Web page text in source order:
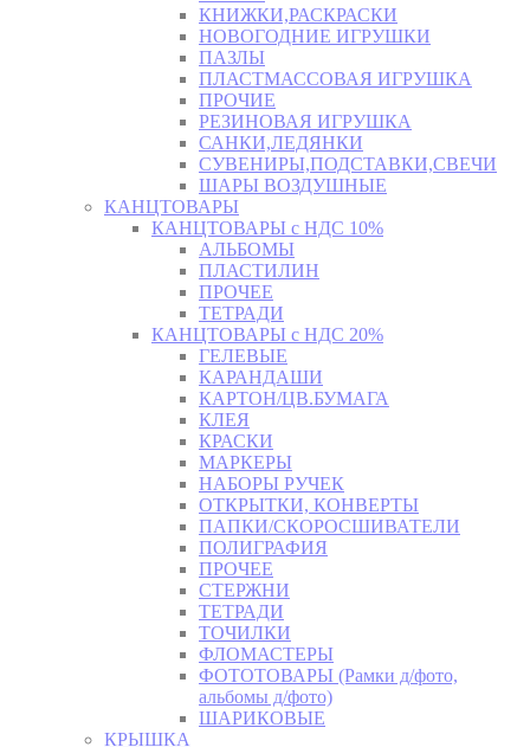
КНИЖКИ,РАСКРАСКИ
НОВОГОДНИЕ ИГРУШКИ
ПАЗЛЫ
ПЛАСТМАССОВАЯ ИГРУШКА
ПРОЧИЕ
РЕЗИНОВАЯ ИГРУШКА
САНКИ,ЛЕДЯНКИ
СУВЕНИРЫ,ПОДСТАВКИ,СВЕЧИ
ШАРЫ ВОЗДУШНЫЕ
КАНЦТОВАРЫ
КАНЦТОВАРЫ с НДС 10%
АЛЬБОМЫ
ПЛАСТИЛИН
ПРОЧЕЕ
ТЕТРАДИ
КАНЦТОВАРЫ с НДС 20%
ГЕЛЕВЫЕ
КАРАНДАШИ
КАРТОН/ЦВ.БУМАГА
КЛЕЯ
КРАСКИ
МАРКЕРЫ
НАБОРЫ РУЧЕК
ОТКРЫТКИ, КОНВЕРТЫ
ПАПКИ/СКОРОСШИВАТЕЛИ
ПОЛИГРАФИЯ
ПРОЧЕЕ
СТЕРЖНИ
ТЕТРАДИ
ТОЧИЛКИ
ФЛОМАСТЕРЫ
ФОТОТОВАРЫ (Рамки д/фото,
альбомы д/фото)
ШАРИКОВЫЕ
КРЫШКА